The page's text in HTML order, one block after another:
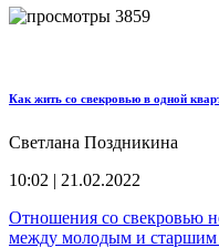
3859
Как жить со свекровью в одной
Светлана Поздникина
10:02 | 21.02.2022
Отношения со свекровью
между молодым и старшим